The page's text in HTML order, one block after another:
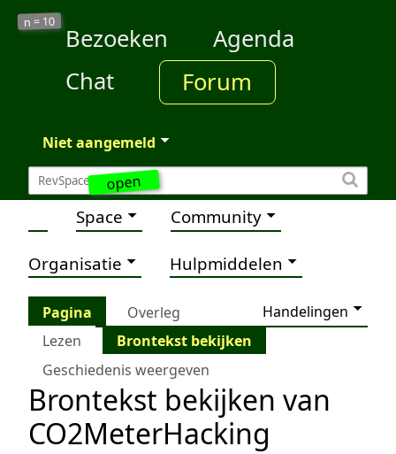
open
n = 10
Bezoeken
Agenda
Chat
Forum
Niet aangemeld
Space Community
Organisatie Hulpmiddelen
Pagina Overleg
Handelingen
Lezen
Brontekst bekijken
Geschiedenis weergeven
Brontekst bekijken van
CO2MeterHacking